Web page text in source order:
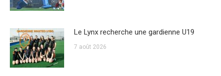
Le Lynx recherche une gardienne U19
7 août 2026